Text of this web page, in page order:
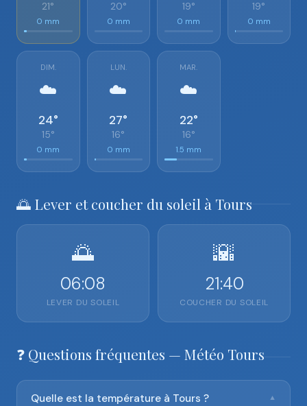
21°
0 mm
20°
0 mm
19°
0 mm
19°
0 mm
DIM.
☁️
24°
15°
0 mm
LUN.
☁️
27°
16°
0 mm
MAR.
☁️
22°
16°
1.5 mm
🌅 Lever et coucher du soleil à Tours
🌅
06:08
LEVER DU SOLEIL
🌇
21:40
COUCHER DU SOLEIL
❓ Questions fréquentes — Météo Tours
Quelle est la température à Tours ? ▼